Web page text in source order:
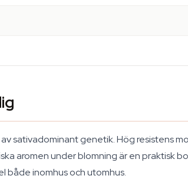
sativadominant genetik. Hög resistens
aromen under blomning är en praktisk
både inomhus och utomhus.